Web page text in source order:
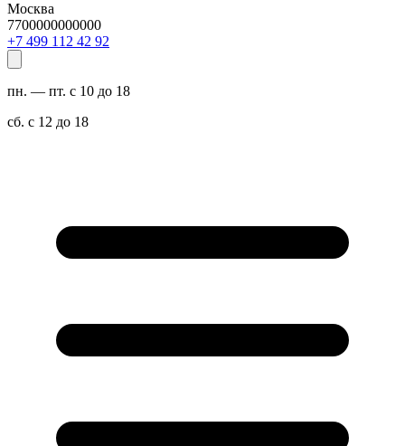
Москва
7700000000000
29 24 211 994 7+
пн. — пт. с 10 до 18
сб. с 12 до 18